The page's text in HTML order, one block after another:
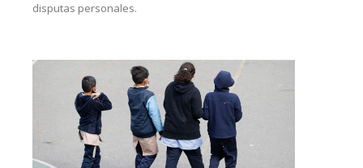
disputas personales.